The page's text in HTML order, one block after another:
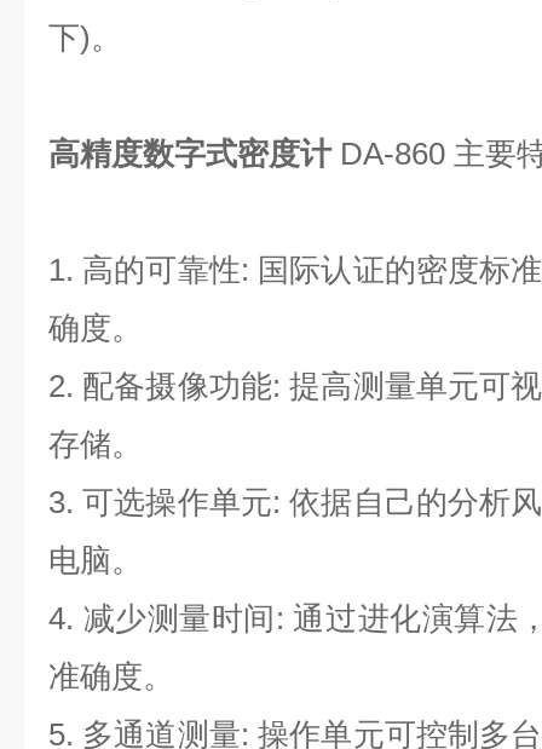
下)。
高精度数字式密度计 DA-860 主要
1. 高的可靠性: 国际认证的密度标
确度。
2. 配备摄像功能: 提高测量单元可
存储。
3. 可选操作单元: 依据自己的分析
电脑。
4. 减少测量时间: 通过进化演算法
准确度。
5. 多通道测量: 操作单元可控制多